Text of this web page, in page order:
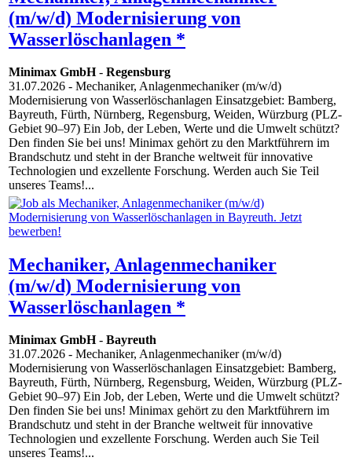
(m/w/d) Modernisierung von
Wasserlöschanlagen *
Minimax GmbH- Regensburg
31.07.2026 - Mechaniker, Anlagenmechaniker (m/w/d)
Modernisierung von Wasserlöschanlagen Einsatzgebiet: Bamberg,
Bayreuth, Fürth, Nürnberg, Regensburg, Weiden, Würzburg (PLZ-
Gebiet 90–97) Ein Job, der Leben, Werte und die Umwelt schützt?
Den finden Sie bei uns! Minimax gehört zu den Marktführern im
Brandschutz und steht in der Branche weltweit für innovative
Technologien und exzellente Forschung. Werden auch Sie Teil
unseres Teams!...
Mechaniker, Anlagenmechaniker
(m/w/d) Modernisierung von
Wasserlöschanlagen *
Minimax GmbH- Bayreuth
31.07.2026 - Mechaniker, Anlagenmechaniker (m/w/d)
Modernisierung von Wasserlöschanlagen Einsatzgebiet: Bamberg,
Bayreuth, Fürth, Nürnberg, Regensburg, Weiden, Würzburg (PLZ-
Gebiet 90–97) Ein Job, der Leben, Werte und die Umwelt schützt?
Den finden Sie bei uns! Minimax gehört zu den Marktführern im
Brandschutz und steht in der Branche weltweit für innovative
Technologien und exzellente Forschung. Werden auch Sie Teil
unseres Teams!...